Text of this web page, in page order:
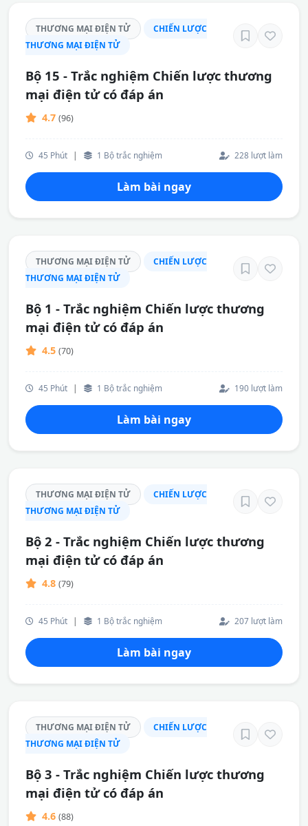
THƯƠNG MẠI ĐIỆN TỬ
CHIẾN LƯỢC
THƯƠNG MẠI ĐIỆN TỬ
Bộ 15 - Trắc nghiệm Chiến lược thương
mại điện tử có đáp án
4.7 (96)
45 Phút | 1 Bộ trắc nghiệm 228 lượt làm
Làm bài ngay
THƯƠNG MẠI ĐIỆN TỬ
CHIẾN LƯỢC
THƯƠNG MẠI ĐIỆN TỬ
Bộ 1 - Trắc nghiệm Chiến lược thương
mại điện tử có đáp án
4.5 (70)
45 Phút | 1 Bộ trắc nghiệm 190 lượt làm
Làm bài ngay
THƯƠNG MẠI ĐIỆN TỬ
CHIẾN LƯỢC
THƯƠNG MẠI ĐIỆN TỬ
Bộ 2 - Trắc nghiệm Chiến lược thương
mại điện tử có đáp án
4.8 (79)
45 Phút | 1 Bộ trắc nghiệm 207 lượt làm
Làm bài ngay
THƯƠNG MẠI ĐIỆN TỬ
CHIẾN LƯỢC
THƯƠNG MẠI ĐIỆN TỬ
Bộ 3 - Trắc nghiệm Chiến lược thương
mại điện tử có đáp án
4.6 (88)